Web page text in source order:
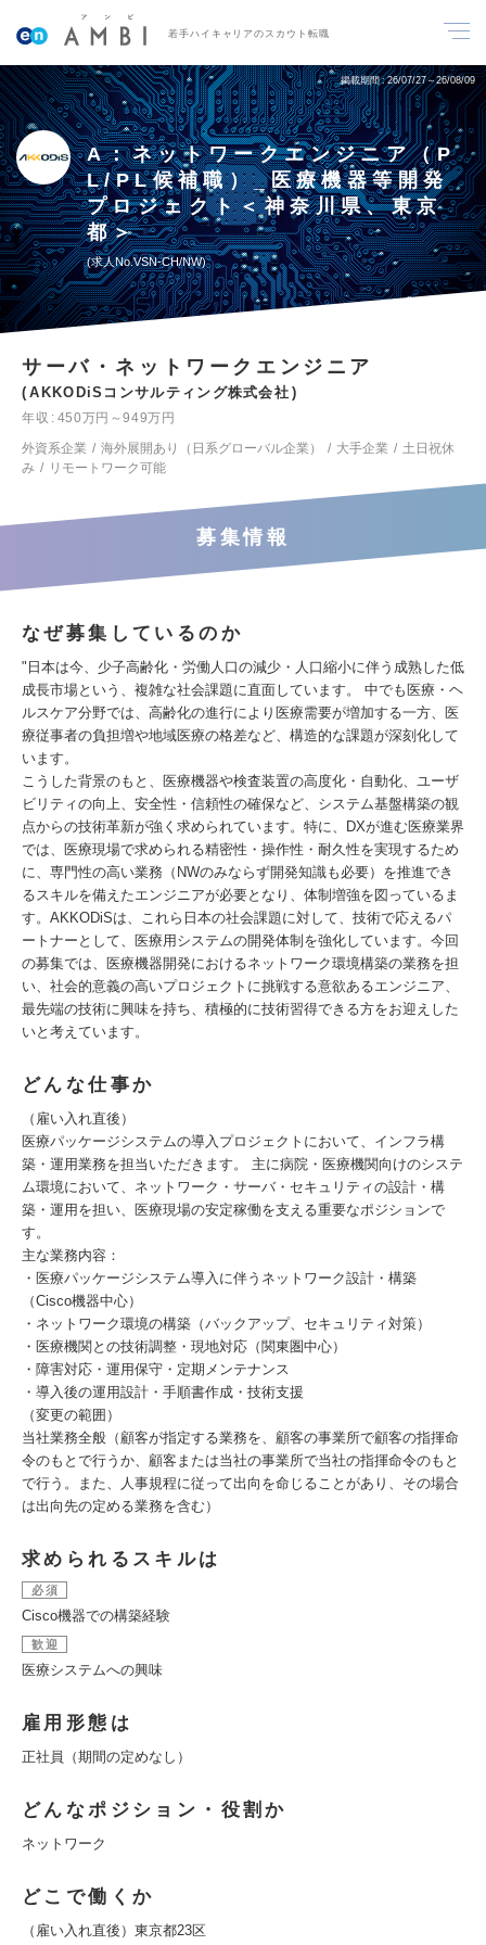
若手ハイキャリアのスカウト転職
掲載期間 26/07/27～26/08/09
A：ネットワークエンジニア（P
L/PL候補職）_医療機器等開発
プロジェクト＜神奈川県、東京
都＞
求人No.VSN-CH/NW
サーバ・ネットワークエンジニア
AKKODiSコンサルティング株式会社
年収
450万円～949万円
外資系企業
海外展開あり（日系グローバル企業） 大手企業
土日祝休
み
リモートワーク可能
募集情報
なぜ募集しているのか
"日本は今、少子高齢化・労働人口の減少・人口縮小に伴う成熟した低
成長市場という、複雑な社会課題に直面しています。 中でも医療・ヘ
ルスケア分野では、高齢化の進行により医療需要が増加する一方、医
療従事者の負担増や地域医療の格差など、構造的な課題が深刻化して
います。
こうした背景のもと、医療機器や検査装置の高度化・自動化、ユーザ
ビリティの向上、安全性・信頼性の確保など、システム基盤構築の観
点からの技術革新が強く求められています。特に、DXが進む医療業界
では、医療現場で求められる精密性・操作性・耐久性を実現するため
に、専門性の高い業務（NWのみならず開発知識も必要）を推進でき
るスキルを備えたエンジニアが必要となり、体制増強を図っているま
す。AKKODiSは、これら日本の社会課題に対して、技術で応えるパ
ートナーとして、医療用システムの開発体制を強化しています。今回
の募集では、医療機器開発におけるネットワーク環境構築の業務を担
い、社会的意義の高いプロジェクトに挑戦する意欲あるエンジニア、
最先端の技術に興味を持ち、積極的に技術習得できる方をお迎えした
いと考えています。
どんな仕事か
（雇い入れ直後）
医療パッケージシステムの導入プロジェクトにおいて、インフラ構
築・運用業務を担当いただきます。 主に病院・医療機関向けのシステ
ム環境において、ネットワーク・サーバ・セキュリティの設計・構
築・運用を担い、医療現場の安定稼働を支える重要なポジションで
す。
主な業務内容：
・医療パッケージシステム導入に伴うネットワーク設計・構築
（Cisco機器中心）
・ネットワーク環境の構築（バックアップ、セキュリティ対策）
・医療機関との技術調整・現地対応（関東圏中心）
・障害対応・運用保守・定期メンテナンス
・導入後の運用設計・手順書作成・技術支援
（変更の範囲）
当社業務全般（顧客が指定する業務を、顧客の事業所で顧客の指揮命
令のもとで行うか、顧客または当社の事業所で当社の指揮命令のもと
で行う。また、人事規程に従って出向を命じることがあり、その場合
は出向先の定める業務を含む）
求められるスキルは
必須
Cisco機器での構築経験
歓迎
医療システムへの興味
雇用形態は
正社員（期間の定めなし）
どんなポジション・役割か
ネットワーク
どこで働くか
（雇い入れ直後）東京都23区